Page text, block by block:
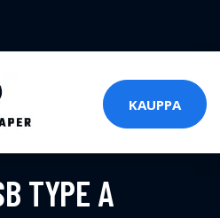
KAUPPA
TYPE A